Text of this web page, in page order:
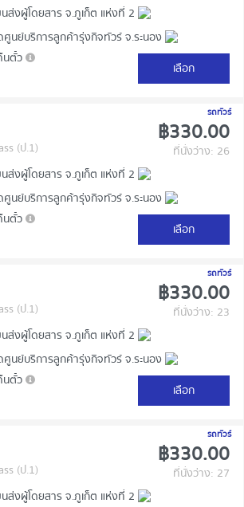
ส่งผู้โดยสาร จ.ภูเก็ต แห่งที่ 2
นย์บริการลูกค้ารุ่งกิจทัวร์ จ.ระนอง
ตั๋ว
เลือก
รถทัวร์
(ป.1)
฿330.00
ที่นั่งว่าง: 26
ส่งผู้โดยสาร จ.ภูเก็ต แห่งที่ 2
นย์บริการลูกค้ารุ่งกิจทัวร์ จ.ระนอง
ตั๋ว
เลือก
รถทัวร์
(ป.1)
฿330.00
ที่นั่งว่าง: 23
ส่งผู้โดยสาร จ.ภูเก็ต แห่งที่ 2
นย์บริการลูกค้ารุ่งกิจทัวร์ จ.ระนอง
ตั๋ว
เลือก
รถทัวร์
(ป.1)
฿330.00
ที่นั่งว่าง: 27
ส่งผู้โดยสาร จ.ภูเก็ต แห่งที่ 2